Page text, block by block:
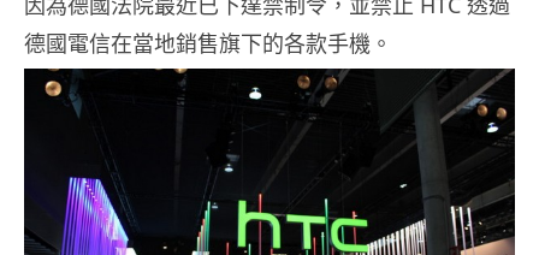
德國電信在當地銷售旗下的各款手機。